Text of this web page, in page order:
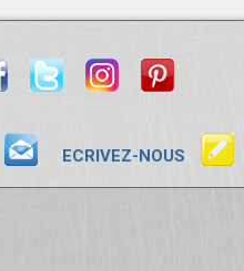
ECRIVEZ-NOUS